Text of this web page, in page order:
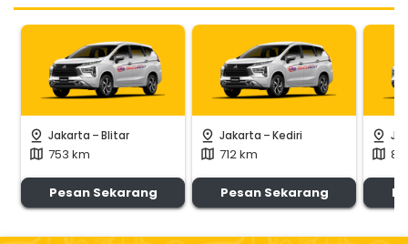
pin_drop Jakarta -Blitar
map 753 km
Pesan Sekarang
pin_drop Jakarta -Kediri
map 712 km
Pesan Sekarang
pin_drop
map